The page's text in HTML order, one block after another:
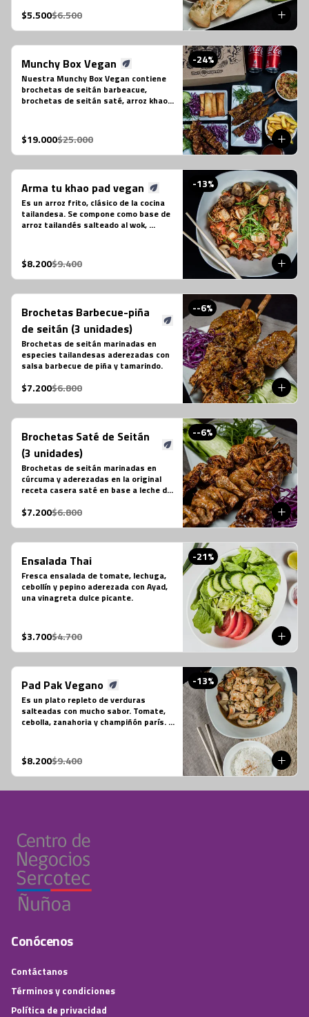
$5.500$6.500
-24%
Munchy Box Vegan
Nuestra Munchy Box Vegan contiene
brochetas de seitán barbeacue,
brochetas de seitán saté, arroz khao
bebidas en lata a tu elección.
$19.000$25.000
-13%
Arma tu khao pad vegan
Es un arroz frito, clásico de la cocina
tailandesa. Se compone como base de
arroz tailandés salteado al wok,
contiene salsa de ostra ni salsa de
pescado.
$8.200$9.400
--6%
Brochetas Barbecue-piña
de seitán (3 unidades)
Brochetas de seitán marinadas en
especies tailandesas aderezadas con
salsa barbecue de piña y tamarindo.
$7.200$6.800
--6%
Brochetas Saté de Seitán
(3 unidades)
Brochetas de seitán marinadas en
cúrcuma y aderezadas en la original
receta casera saté en base a leche de
cilantro, tamarindo y ají.
$7.200$6.800
-21%
Ensalada Thai
Fresca ensalada de tomate, lechuga,
cebollín y pepino aderezada con Ayad,
una vinagreta dulce picante.
$3.700$4.700
-13%
Pad Pak Vegano
Es un plato repleto de verduras
salteadas con mucho sabor. Tomate,
cebolla, zanahoria y champiñón parís.
de arroz jazmín.  Foto referencial, el
tofu es un extra.
$8.200$9.400
Conócenos
Contáctanos
Términos y condiciones
Política de privacidad